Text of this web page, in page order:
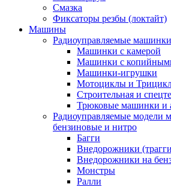
Смазка
Фиксаторы резбы (локтайт)
Машины
Радиоуправляемые
Машинки с камерой
Машинки с
Машинки-игрушки
Мотоциклы и
Строительная и
Трюковые машинки и
Радиоуправляемые модели
бензиновые и нитро
Багги
Внедорожники
Внедорожники на
Монстры
Ралли